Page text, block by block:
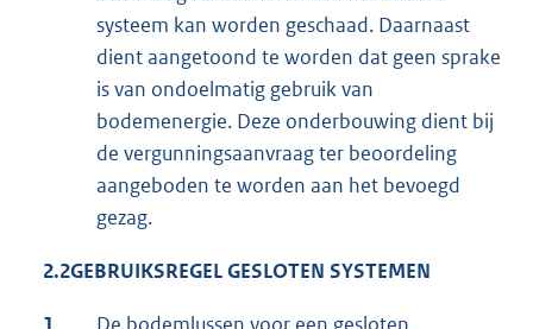
systeem kan worden geschaad. Daarnaast
dient aangetoond te worden dat geen sprake
is van ondoelmatig gebruik van
bodemenergie. Deze onderbouwing dient bij
de vergunningsaanvraag ter beoordeling
aangeboden te worden aan het bevoegd
gezag.
2.2GEBRUIKSREGEL GESLOTEN SYSTEMEN